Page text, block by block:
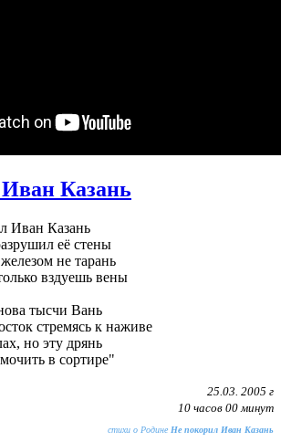
Казань
Иван Казань
её стены
не тарань
вздуешь вены
тысчи Вань
стремясь к наживе
но эту дрянь
в сортире"
25.03. 2005 г
10 часов 00 минут
стихи о Родине Не покорил Иван Казань